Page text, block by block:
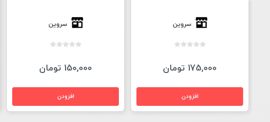
سروین
175,000 تومان
سروین
150,000 تومان